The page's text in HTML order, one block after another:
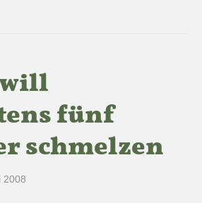
fünf
schmelzen
2008